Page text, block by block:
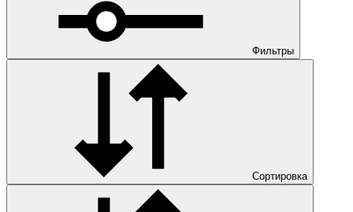
Фильтры
Сортировка